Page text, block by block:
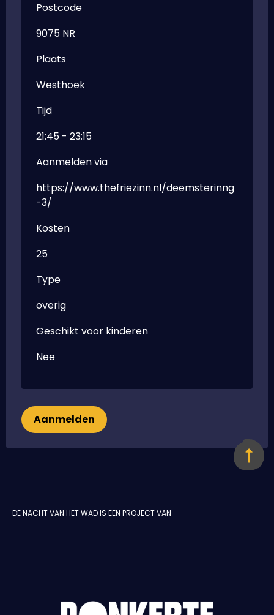
Postcode
9075 NR
Plaats
Westhoek
Tijd
21:45 - 23:15
Aanmelden via
https://www.thefriezinn.nl/deemsterinng
-3/
Kosten
25
Type
overig
Geschikt voor kinderen
Nee
Aanmelden
DE NACHT VAN HET WAD IS EEN PROJECT VAN